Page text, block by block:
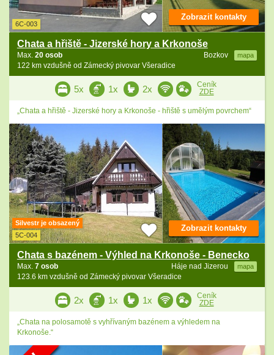
6C-003
Chata a hřiště - Jizerské hory a Krkonoše
Bozkov mapa
Max. 20 osob
122 km vzdušně od Zámecký pivovar Všeradice
Zobrazit kontakty
5x 1x 2x
Ceník
ZDE
„Chata a hřiště - Jizerské hory a Krkonoše - hřiště s umělým povrchem“
Silvestr je obsazený
5C-004
Chata s bazénem - Výhled na Krkonoše - Benecko
Háje nad Jizerou mapa
Max. 7 osob
123.6 km vzdušně od Zámecký pivovar Všeradice
Zobrazit kontakty
2x 1x 1x
Ceník
ZDE
„Chata na polosamotě s vyhřívaným bazénem a výhledem na
Krkonoše.“